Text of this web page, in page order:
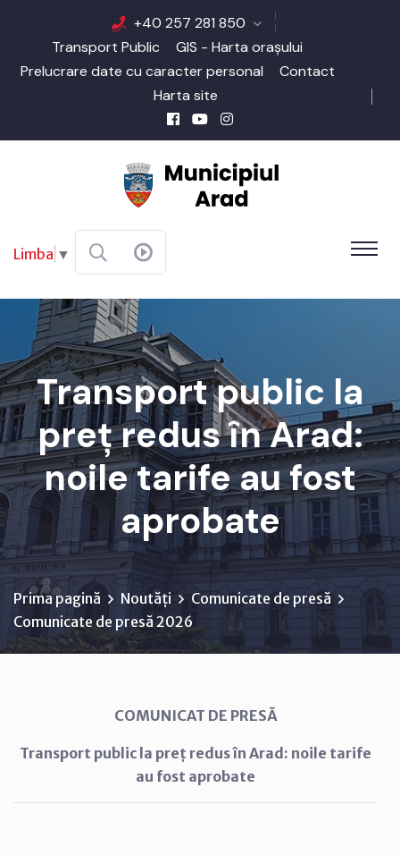
+40 257 281 850
Transport Public
GIS - Harta orașului
Prelucrare date cu caracter personal
Contact
Harta site
Limba ▼
Transport public la
preț redus în Arad:
noile tarife au fost
aprobate
Prima pagină Noutăți
Comunicate de presă
Comunicate de presă 2026
COMUNICAT DE PRESĂ
Transport public la preț redus în Arad: noile tarife
au fost aprobate